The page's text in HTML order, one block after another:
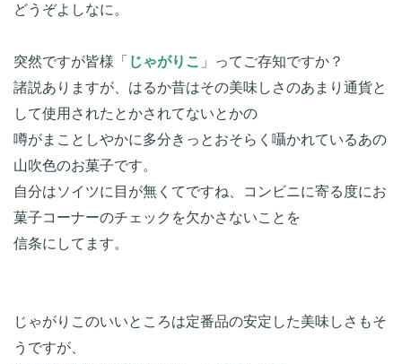
どうぞよしなに。
突然ですが皆様「 じゃがりこ 」ってご存知ですか？
諸説ありますが、はるか昔はその美味しさのあまり通貨と
して使用されたとかされてないとかの
噂がまことしやかに多分きっとおそらく囁かれているあの
山吹色のお菓子です。
自分はソイツに目が無くてですね、コンビニに寄る度にお
菓子コーナーのチェックを欠かさないことを
信条にしてます。
じゃがりこのいいところは定番品の安定した美味しさもそ